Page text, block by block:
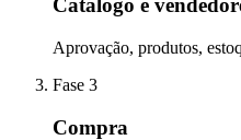
Catálogo e
Aprovação, produtos,
Fase 3
Compra